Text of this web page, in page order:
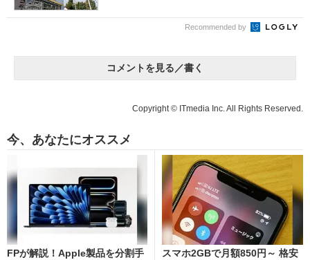
Recommended by
コメントを見る／書く
Copyright © ITmedia Inc. All Rights Reserved.
今、あなたにオススメ
FPが解説！Apple製品を分割手 スマホ2GBで月額850円～ 格安